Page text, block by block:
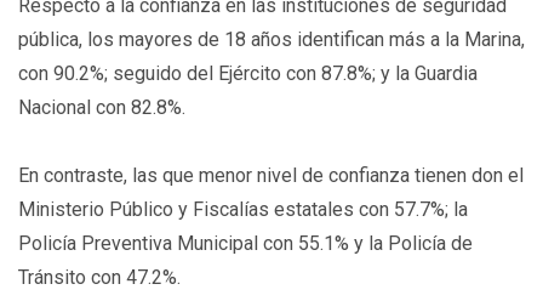
Respecto a la confianza en las instituciones de seguridad
pública, los mayores de 18 años identifican más a la Marina,
con 90.2%; seguido del Ejército con 87.8%; y la Guardia
Nacional con 82.8%.
En contraste, las que menor nivel de confianza tienen don el
Ministerio Público y Fiscalías estatales con 57.7%; la
Policía Preventiva Municipal con 55.1% y la Policía de
Tránsito con 47.2%.